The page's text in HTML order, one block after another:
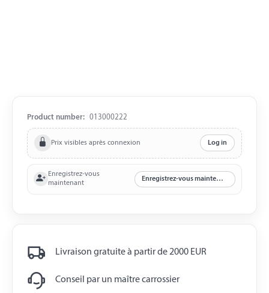
Product number: 013000222
Prix visibles après connexion Log in
Enregistrez-vous
maintenant
Enregistrez-vous maintenant
Livraison gratuite à partir de 2000 EUR
Conseil par un maître carrossier